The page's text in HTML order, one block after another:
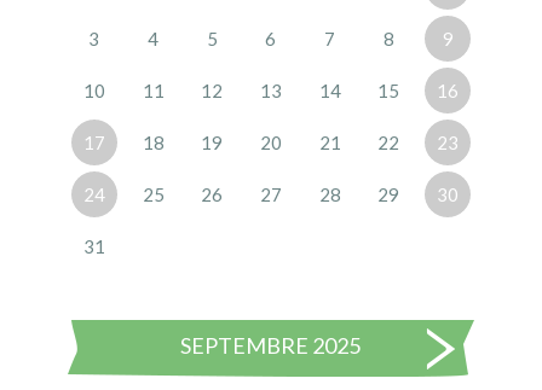
3 4 5 6 7 8 9
10 11 12 13 14 15 16
17 18 19 20 21 22 23
24 25 26 27 28 29 30
31
SEPTEMBRE 2025